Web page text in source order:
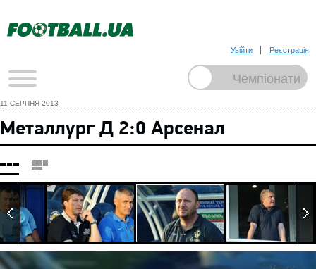
Увійти Реєстрація
11 СЕРПНЯ 2013
Металлург Д 2:0 Арсенал